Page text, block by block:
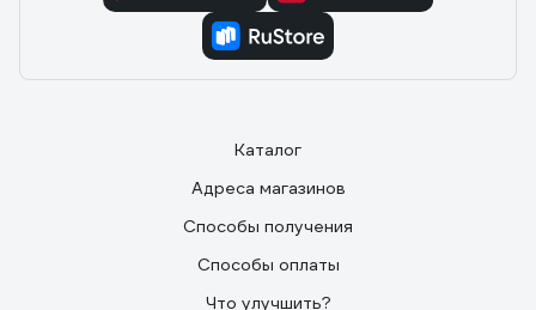
Каталог
Адреса магазинов
Способы получения
Способы оплаты
Что улучшить?